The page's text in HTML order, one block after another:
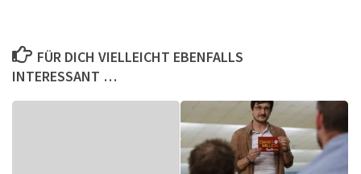
FÜR DICH VIELLEICHT EBENFALLS
INTERESSANT …